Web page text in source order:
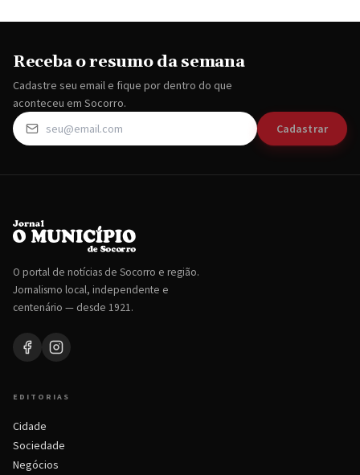
Receba o resumo da semana
Cadastre seu email e fique por dentro do que
aconteceu em Socorro.
Cadastrar
O portal de notícias de Socorro e região.
Jornalismo local, independente e
centenário — desde 1921.
EDITORIAS
Cidade
Sociedade
Negócios